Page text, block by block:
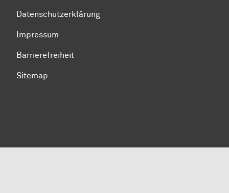
Datenschutzerklärung
Impressum
Barrierefreiheit
Sitemap